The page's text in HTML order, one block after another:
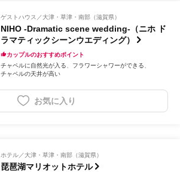
ゲストハウス 大津・草津・南部（滋賀県）
NIHO -Dramatic scene wedding-（ニホ ド
ラマティックシーンウエディング）
カップルのおすすめポイント
チャペルに自然光が入る
フラワーシャワーができる
チャペルの天井が高い
お気に入り
ホテル 大津・草津・南部（滋賀県）
琵琶湖マリオットホテル